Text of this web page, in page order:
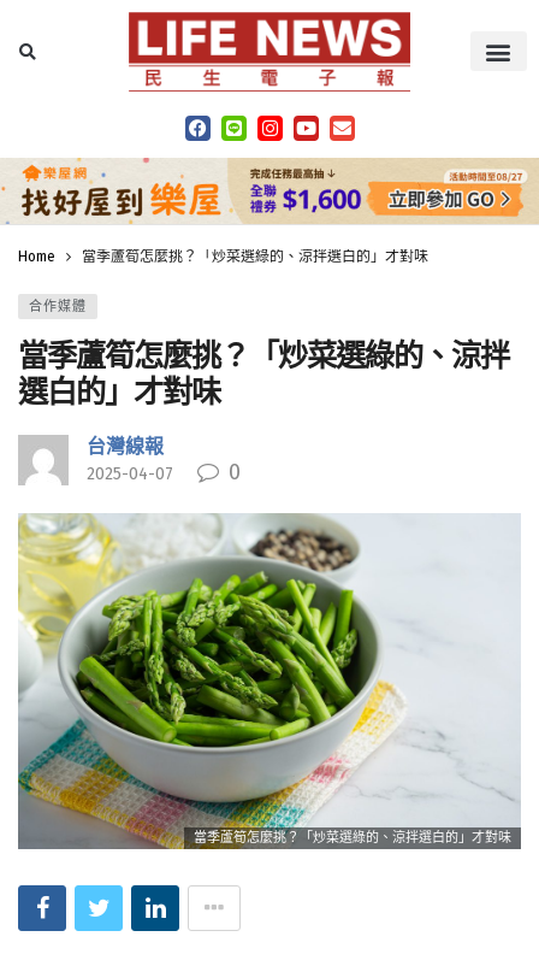
Home 當季蘆筍怎麼挑？「炒菜選綠的、涼拌選白的」才對味
合作媒體
當季蘆筍怎麼挑？「炒菜選綠的、涼拌
選白的」才對味
台灣線報
2025-04-07 0
當季蘆筍怎麼挑？「炒菜選綠的、涼拌選白的」才對味